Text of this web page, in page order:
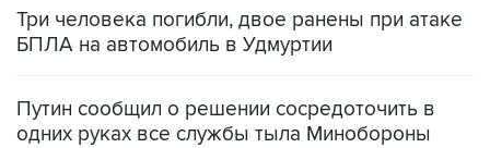
Три человека погибли, двое ранены при атаке
БПЛА на автомобиль в Удмуртии
Путин сообщил о решении сосредоточить в
одних руках все службы тыла Минобороны